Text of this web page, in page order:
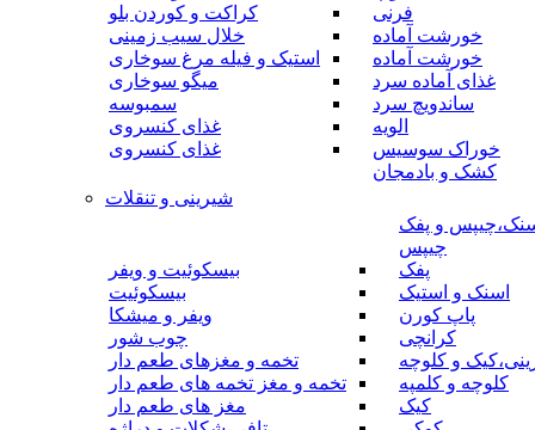
فرنی
خورشت آماده
خورشت آماده
غذای آماده سرد
ساندویچ سرد
الویه
خوراک سوسیس
کشک و بادمجان
کراکت و کوردن بلو
خلال سیب زمینی
استیک و فیله مرغ سوخاری
میگو سوخاری
سمبوسه
غذای کنسروی
غذای کنسروی
شیرینی و تنقلات
و پفک
چیپس
پفک
اسنک و استیک
پاپ کورن
کرانچی
و کلوچه
کلوچه و کلمپه
کیک
بیسکوئیت و ویفر
بیسکوئیت
ویفر و میشکا
چوب شور
تخمه و مغزهای طعم دار
تخمه و مغز تخمه های طعم دار
مغز های طعم دار